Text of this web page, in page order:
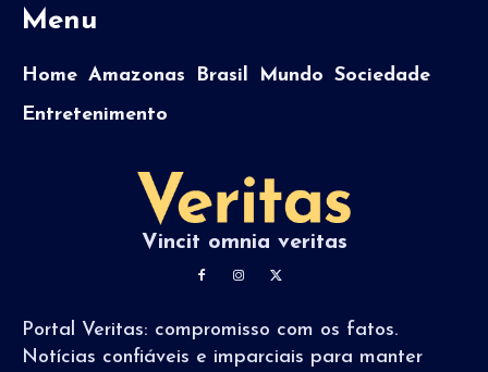
Menu
Home Amazonas Brasil Mundo Sociedade
Entretenimento
Vincit omnia veritas
Portal Veritas: compromisso com os fatos.
Notícias confiáveis e imparciais para manter